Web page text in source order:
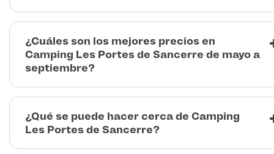
¿Cuáles son los mejores precios en
Camping Les Portes de Sancerre de mayo a
septiembre?
¿Qué se puede hacer cerca de Camping
Les Portes de Sancerre?